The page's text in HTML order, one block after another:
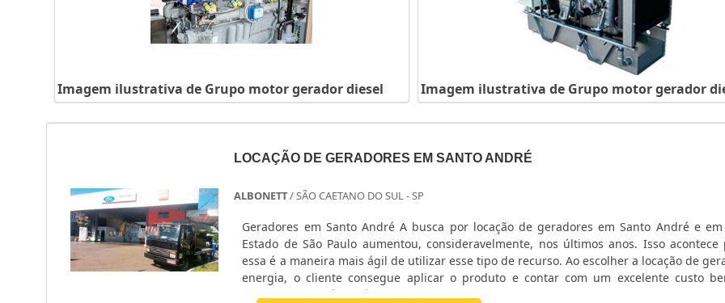
Imagem ilustrativa de Grupo motor gerador diesel Imagem ilustrativa de Grupo motor gerador
LOCAÇÃO DE GERADORES EM SANTO ANDRÉ
ALBONETT/ SÃO CAETANO DO SUL - SP
Geradores em Santo André A busca por locação de geradores em Santo André e
Estado de São Paulo aumentou, consideravelmente, nos últimos anos. Isso acontece
essa é a maneira mais ágil de utilizar esse tipo de recurso. Ao escolher a locação de
energia, o cliente consegue aplicar o produto e contar com um excelente custo
Dessa maneira, é possível conseguir utilizar um gerador de energia sem a necessidade